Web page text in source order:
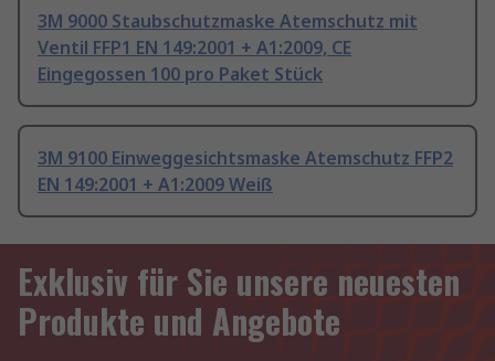
3M 9000 Staubschutzmaske Atemschutz mit
Ventil FFP1 EN 149:2001 + A1:2009, CE
Eingegossen 100 pro Paket Stück
3M 9100 Einweggesichtsmaske Atemschutz FFP2
EN 149:2001 + A1:2009 Weiß
Exklusiv für Sie unsere neuesten
Produkte und Angebote